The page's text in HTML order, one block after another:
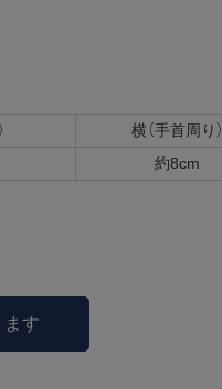
横（手首周り）
約8cm
ます